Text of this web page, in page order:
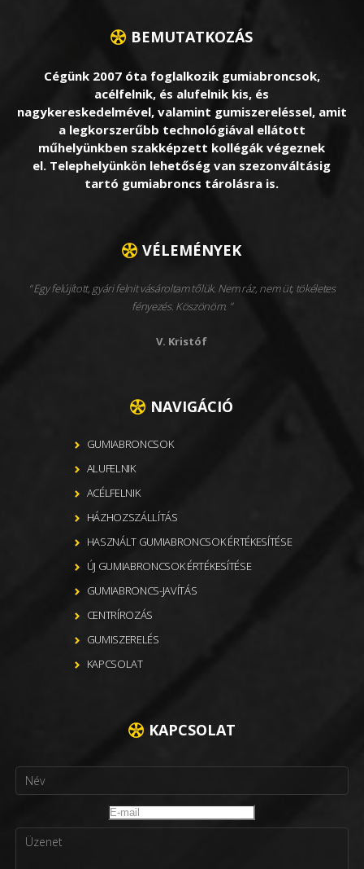
BEMUTATKOZÁS
Cégünk 2007 óta foglalkozik gumiabroncsok,
acélfelnik, és alufelnik kis, és
nagykereskedelmével, valamint gumiszereléssel, amit
a legkorszerűbb technológiával ellátott
műhelyünkben szakképzett kollégák végeznek
el. Telephelyünkön lehetőség van szezonváltásig
tartó gumiabroncs tárolásra is.
VÉLEMÉNYEK
Egy felújított, gyári felnit vásároltam tőlük. Nem ráz, nem üt, tökéletes
fényezés. Köszönöm.
V. Kristóf
NAVIGÁCIÓ
GUMIABRONCSOK
ALUFELNIK
ACÉLFELNIK
HÁZHOZSZÁLLÍTÁS
HASZNÁLT GUMIABRONCSOK ÉRTÉKESÍTÉSE
ÚJ GUMIABRONCSOK ÉRTÉKESÍTÉSE
GUMIABRONCS-JAVÍTÁS
CENTRÍROZÁS
GUMISZERELÉS
KAPCSOLAT
KAPCSOLAT